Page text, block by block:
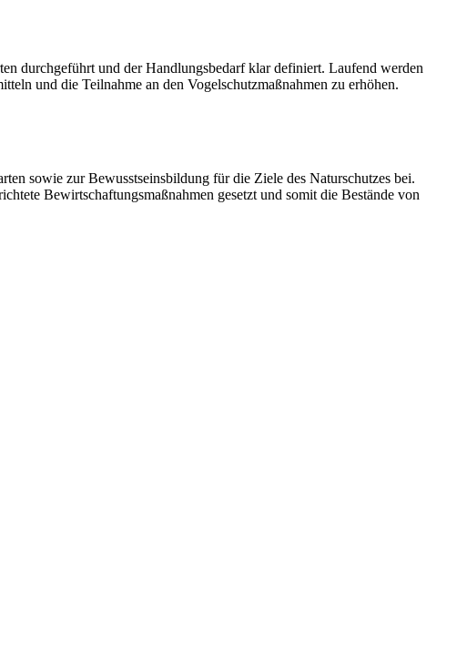
durchgeführt und der Handlungsbedarf klar definiert. Laufend werden
und die Teilnahme an den Vogelschutzmaßnahmen zu erhöhen.
sowie zur Bewusstseinsbildung für die Ziele des Naturschutzes bei.
Bewirtschaftungsmaßnahmen gesetzt und somit die Bestände von